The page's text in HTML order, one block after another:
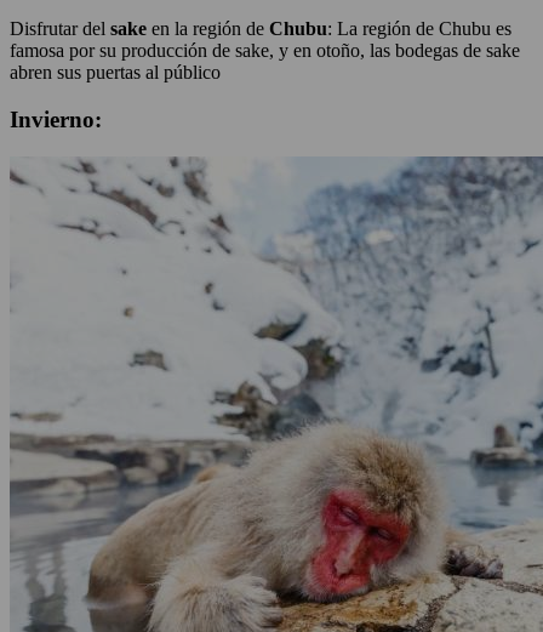
Disfrutar del sake en la región de Chubu: La región de Chubu es
famosa por su producción de sake, y en otoño, las bodegas de sake
abren sus puertas al público
Invierno: